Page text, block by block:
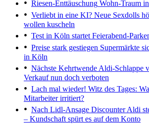
Riesen-Enttäuschung Wohn-Traum
Verliebt in eine KI? Neue Sexdolls
wollen kuscheln
Test in Köln startet Feierabend-
Preise stark gestiegen Supermärkte
in Köln
Nächste Kehrtwende Aldi-Schlappe
Verkauf nun doch verboten
Lach mal wieder! Witz des Tages:
Mitarbeiter irritiert?
Nach Lidl-Ansage Discounter Aldi
– Kundschaft spürt es auf dem Konto